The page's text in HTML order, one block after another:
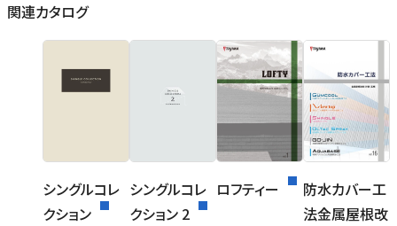
関連カタログ
シングルコレ
クション
シングルコレ
クション 2
ロフティー
防水カバー工
法金属屋根改